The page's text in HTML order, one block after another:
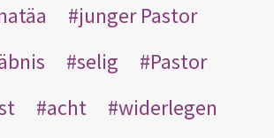
junger Pastor
selig
Pastor
acht
widerlegen